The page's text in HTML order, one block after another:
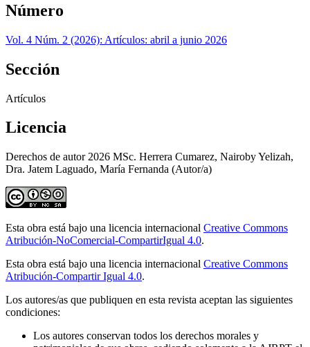
Número
Vol. 4 Núm. 2 (2026): Artículos: abril a junio 2026
Sección
Artículos
Licencia
Derechos de autor 2026 MSc. Herrera Cumarez, Nairoby Yelizah,
Dra. Jatem Laguado, María Fernanda (Autor/a)
Esta obra está bajo una licencia internacional Creative Commons
Atribución-NoComercial-CompartirIgual 4.0.
Esta obra está bajo una licencia internacional Creative Commons
Atribución-Compartir Igual 4.0.
Los autores/as que publiquen en esta revista aceptan las siguientes
condiciones:
Los autores conservan todos los derechos morales y